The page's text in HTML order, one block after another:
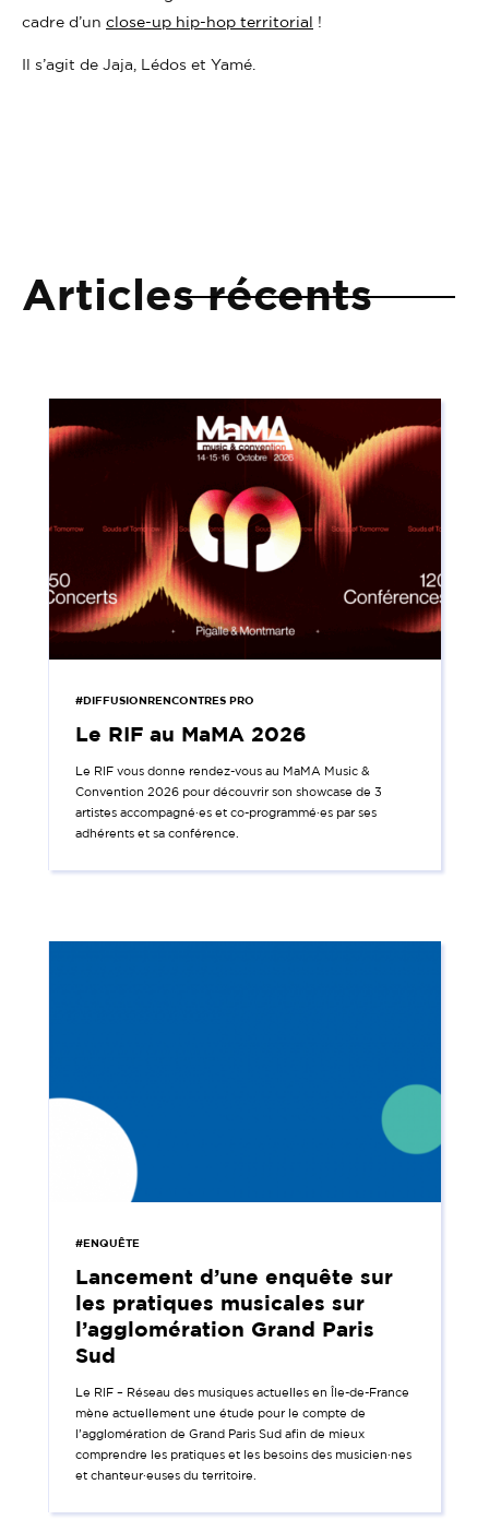
cadre d’un close-up hip-hop territorial !
Il s’agit de Jaja, Lédos et Yamé.
Articles récents
#DIFFUSIONRENCONTRES PRO
Le RIF au MaMA 2026
Le RIF vous donne rendez-vous au MaMA Music &
Convention 2026 pour découvrir son showcase de 3
artistes accompagné·es et co-programmé·es par ses
adhérents et sa conférence.
#ENQUÊTE
Lancement d’une enquête sur
les pratiques musicales sur
l’agglomération Grand Paris
Sud
Le RIF – Réseau des musiques actuelles en Île-de-France
mène actuellement une étude pour le compte de
l’agglomération de Grand Paris Sud afin de mieux
comprendre les pratiques et les besoins des musicien·nes
et chanteur·euses du territoire.